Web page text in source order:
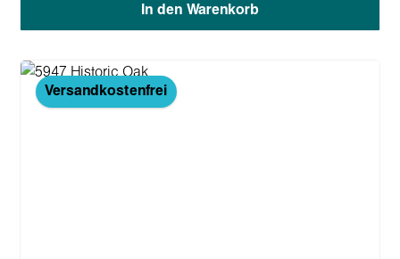
In den Warenkorb
Versandkostenfrei